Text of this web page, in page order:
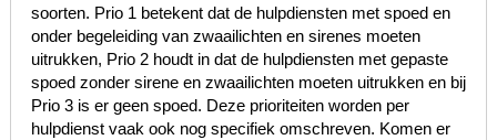
soorten. Prio 1 betekent dat de hulpdiensten met spoed en
onder begeleiding van zwaailichten en sirenes moeten
uitrukken, Prio 2 houdt in dat de hulpdiensten met gepaste
spoed zonder sirene en zwaailichten moeten uitrukken en bij
Prio 3 is er geen spoed. Deze prioriteiten worden per
hulpdienst vaak ook nog specifiek omschreven. Komen er